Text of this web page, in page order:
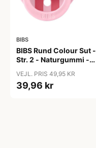
BIBS
BIBS Rund Colour Sut -
Str. 2 - Naturgummi -
Pink/Coral
VEJL. PRIS 49,95 KR
39,96 kr